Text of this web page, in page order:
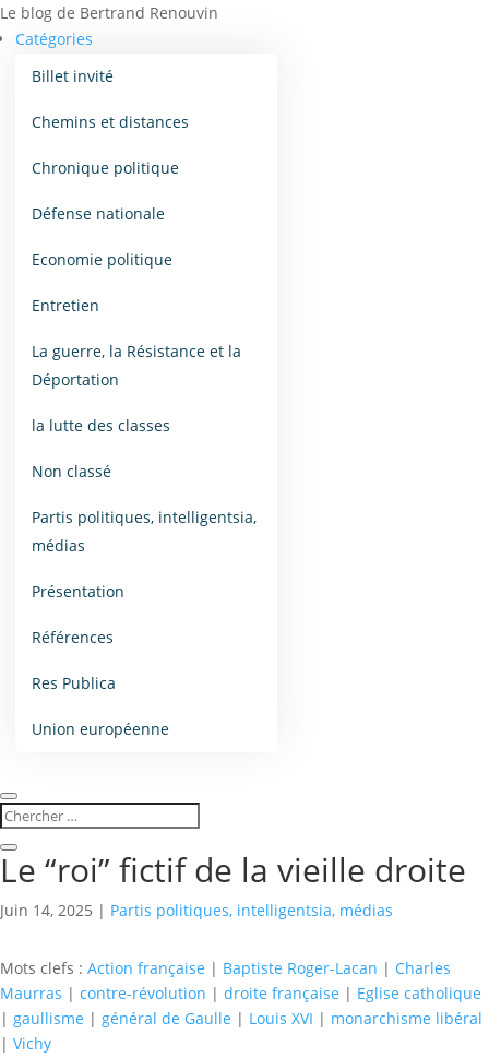
Le blog de Bertrand Renouvin
Catégories
Billet invité
Chemins et distances
Chronique politique
Défense nationale
Economie politique
Entretien
La guerre, la Résistance et la
Déportation
la lutte des classes
Non classé
Partis politiques, intelligentsia,
médias
Présentation
Références
Res Publica
Union européenne
Le “roi” fictif de la vieille droite
Juin 14, 2025 | Partis politiques, intelligentsia, médias
Mots clefs : Action française | Baptiste Roger-Lacan | Charles
Maurras | contre-révolution | droite française | Eglise catholique
| gaullisme | général de Gaulle | Louis XVI | monarchisme libéral
| Vichy